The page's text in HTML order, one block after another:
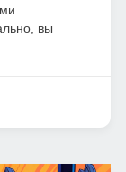
вы